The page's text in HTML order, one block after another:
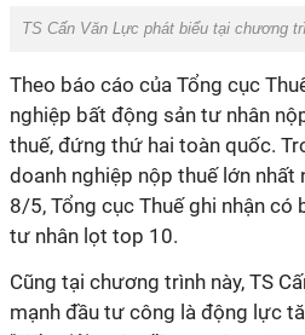
TS Cấn Văn Lực phát biểu tại chương
Theo báo cáo của Tổng cục
nghiệp bất động sản tư nhân
thuế, đứng thứ hai toàn quốc.
doanh nghiệp nộp thuế lớn
8/5, Tổng cục Thuế ghi nhận
tư nhân lọt top 10.
Cũng tại chương trình này, TS
mạnh đầu tư công là động lực